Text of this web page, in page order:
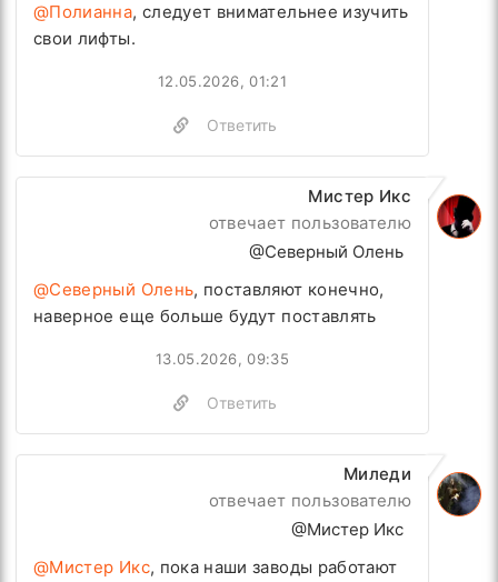
@Полианна, следует внимательнее изучить
свои лифты.
Ответить
12.05.2026, 01:21
Мистер Икс
отвечает пользователю
@Северный Олень
@Северный Олень, поставляют конечно,
наверное еще больше будут поставлять
Ответить
13.05.2026, 09:35
Миледи
отвечает пользователю
@Мистер Икс
@Мистер Икс, пока наши заводы работают